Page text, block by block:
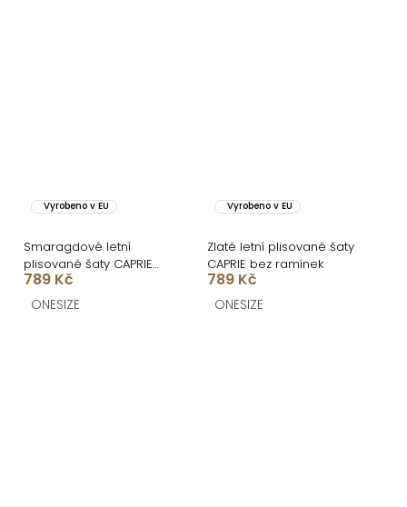
Vyrobeno v EU
Smaragdové letní
plisované šaty CAPRIE
bez ramínek
789 Kč
ONESIZE
Vyrobeno v EU
Zlaté letní plisované šaty
CAPRIE bez ramínek
789 Kč
ONESIZE